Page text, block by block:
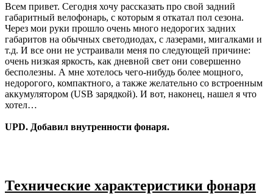
Всем привет. Сегодня хочу рассказать про свой задний
габаритный велофонарь, с которым я откатал пол сезона.
Через мои руки прошло очень много недорогих задних
габаритов на обычных светодиодах, с лазерами, мигалками и
т.д. И все они не устраивали меня по следующей причине:
очень низкая яркость, как дневной свет они совершенно
бесполезны. А мне хотелось чего-нибудь более мощного,
недорогого, компактного, а также желательно со встроенным
аккумулятором (USB зарядкой). И вот, наконец, нашел я что
хотел…
UPD. Добавил внутренности фонаря.
Технические характеристики фонаря